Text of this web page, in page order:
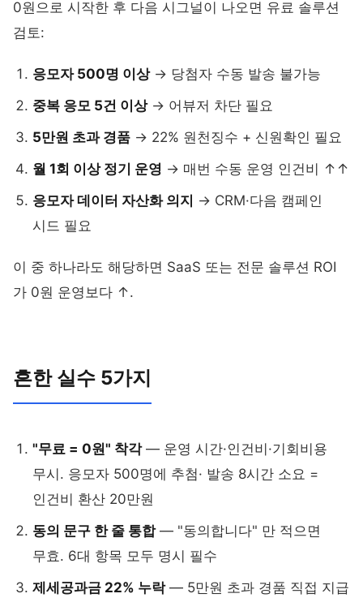
0원으로 시작한 후 다음 시그널이 나오면 유료 솔루션
검토:
응모자 500명 이상→ 당첨자 수동 발송 불가능
중복 응모 5건 이상→ 어뷰저 차단 필요
5만원 초과 경품 → 22% 원천징수 + 신원확인 필요
월 1회 이상 정기 운영 → 매번 수동 운영 인건비 ↑↑
응모자 데이터 자산화 의지 → CRM·다음 캠페인
시드 필요
이 중 하나라도 해당하면 SaaS 또는 전문 솔루션 ROI
가 0원 운영보다 ↑.
흔한 실수 5가지
"무료 = 0원" 착각— 운영 시간·인건비·기회비용
무시. 응모자 500명에 추첨· 발송 8시간 소요 =
인건비 환산 20만원
동의 문구 한 줄 통합— "동의합니다" 만 적으면
무효. 6대 항목 모두 명시 필수
제세공과금 22% 누락— 5만원 초과 경품 직접 지급